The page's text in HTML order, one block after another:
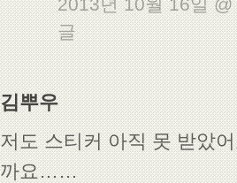
글
김뿌우
저도 스티커 아직 못 받았
까요……